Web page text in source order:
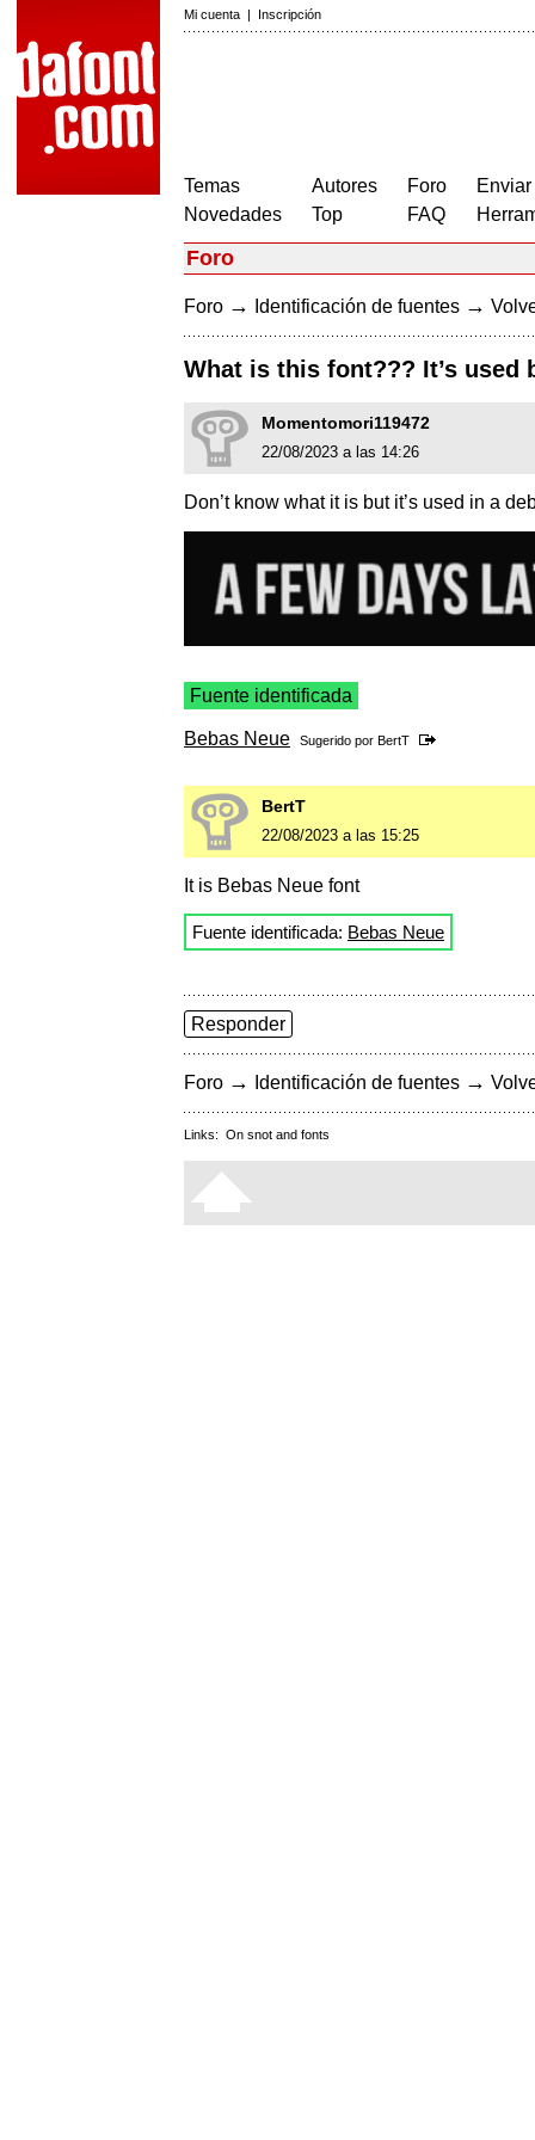
Mi cuenta | Inscripción
Temas
Novedades
Autores
Top
Foro
FAQ
Foro
Foro → Identificación de fuentes →
What is this font??? It’s used
Momentomori119472
22/08/2023 a las 14:26
Don’t know what it is but it’s used in a
Fuente identificada
Bebas Neue Sugerido por BertT
BertT
22/08/2023 a las 15:25
It is Bebas Neue font
Fuente identificada: Bebas Neue
Responder
Foro → Identificación de fuentes →
Links: On snot and fonts